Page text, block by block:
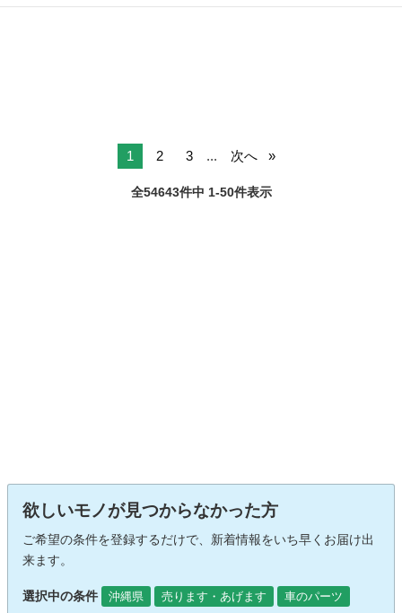
ました。 ¥12,000
1 2 3 ... 次へ
全54643件中 1-50件表示
欲しいモノが見つからなかった方
ご希望の条件を登録するだけで、新着情報をいち早くお届け出
来ます。
選択中の条件 沖縄県 売ります・あげます 車のパーツ